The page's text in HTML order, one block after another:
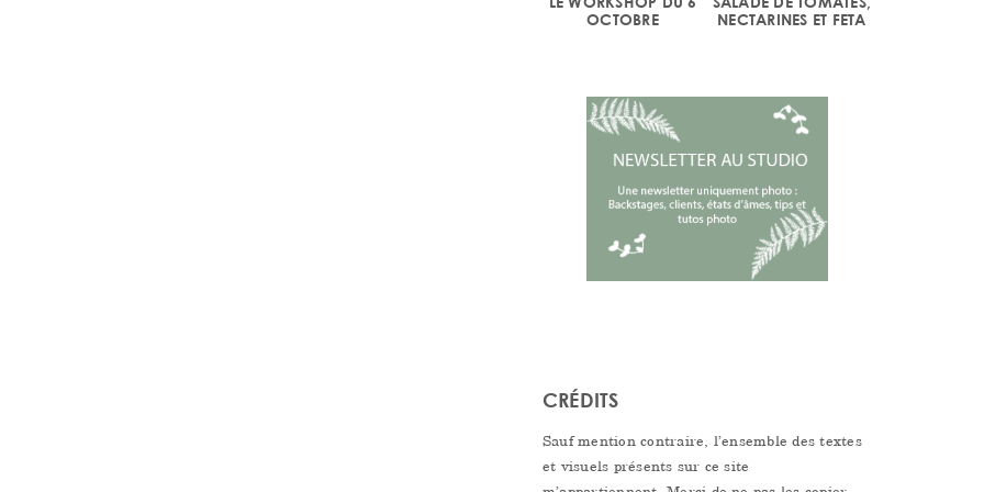
OCTOBRE
NECTARINES ET FETA
CRÉDITS
Sauf mention contraire, l’ensemble des textes
et visuels présents sur ce site